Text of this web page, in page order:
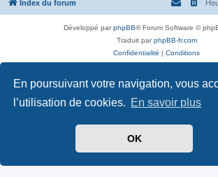
En poursuivant votre navigation, vous
l’utilisation de cookies. En savoir plus
OK
Index du forum
Développé parphpBB® Forum Software ©
Traduit parphpBB-fr.com
Confidentialité | Conditions